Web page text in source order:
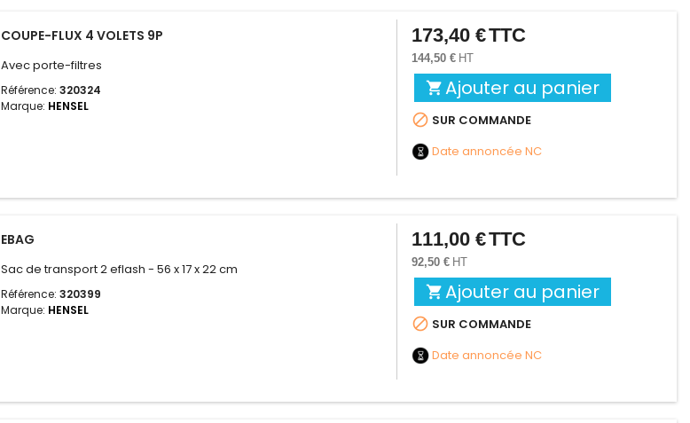
COUPE-FLUX 4 VOLETS 9P
Avec porte-filtres
Référence: 320324
Marque: HENSEL
Prix
173,40 €TTC
144,50 € HT
 Ajouter au panier
 SUR COMMANDE
Date annoncée NC
EBAG
Sac de transport 2 eflash - 56 x 17 x 22 cm
Référence: 320399
Marque: HENSEL
Prix
111,00 €TTC
92,50 € HT
 Ajouter au panier
 SUR COMMANDE
Date annoncée NC